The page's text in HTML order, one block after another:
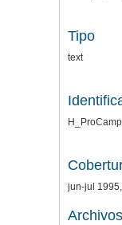
Tipo
text
jun-jul
Archivos